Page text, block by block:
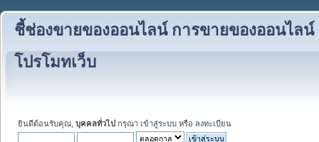
ชี้ช่องขายของออนไลน์ การขายของออนไลน์
โปรโมทเว็บ
ยินดีต้อนรับคุณ, บุคคลทั่วไป กรุณา เข้าสู่ระบบ หรือ ลงทะเบียน